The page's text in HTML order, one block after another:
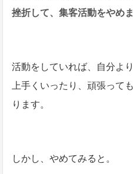
挫折して、集客活動をやめま
活動をしていれば、自分よ
上手くいったり、頑張って
ります。
しかし、やめてみると。